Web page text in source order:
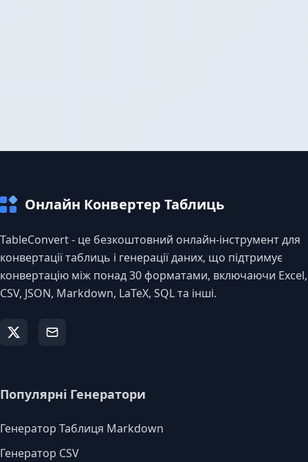
Онлайн Конвертер Таблиць
TableConvert - це безкоштовний онлайн-інструмент для
конвертації таблиць і генерації даних, що підтримує
конвертацію між понад 30 форматами, включаючи Excel,
CSV, JSON, Markdown, LaTeX, SQL та інші.
Популярні Генератори
Генератор Таблиця Markdown
Генератор CSV